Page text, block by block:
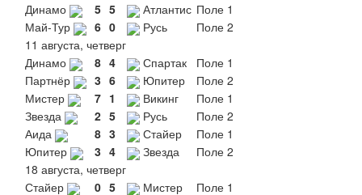
Динамо 5 5 Атлантис Поле 1
Май-Тур
6 0 Русь
Поле 2
11 августа, четверг
Динамо
8 4 Спартак
Поле 1
Партнёр
3 6 Юпитер
Поле 2
Мистер
7 1 Викинг
Поле 1
Звезда
2 5 Русь
Поле 2
Аида
8 3 Стайер
Поле 1
Юпитер
3 4 Звезда
Поле 2
18 августа, четверг
Стайер
0 5 Мистер
Поле 1